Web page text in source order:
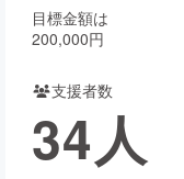
コミュニティ
目標金額は
200,000円
支援者数
34人